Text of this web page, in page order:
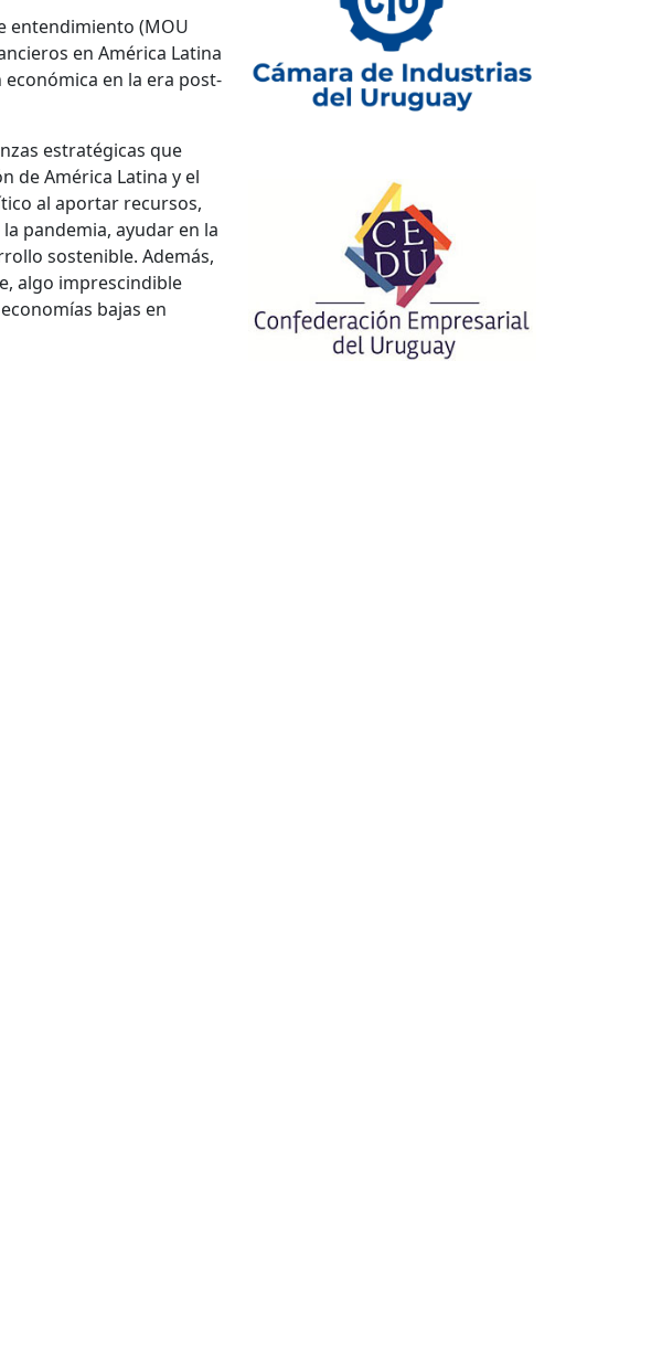
entendimiento (MOU
en América Latina
en la era post-
estratégicas que
de América Latina y el
al aportar recursos,
pandemia, ayudar en la
sostenible. Además,
algo imprescindible
bajas en